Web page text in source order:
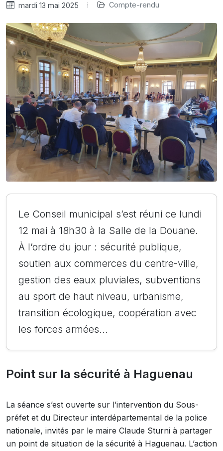
mardi 13 mai 2025 Compte-rendu
Le Conseil municipal s’est réuni ce lundi
12 mai à 18h30 à la Salle de la Douane.
À l’ordre du jour : sécurité publique,
soutien aux commerces du centre-ville,
gestion des eaux pluviales, subventions
au sport de haut niveau, urbanisme,
transition écologique, coopération avec
les forces armées…
Point sur la sécurité à Haguenau
La séance s’est ouverte sur l’intervention du Sous-
préfet et du Directeur interdépartemental de la police
nationale, invités par le maire Claude Sturni à partager
un point de situation de la sécurité à Haguenau. L’action